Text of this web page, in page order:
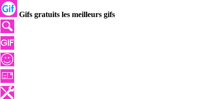
Gifs gratuits les meilleurs gifs